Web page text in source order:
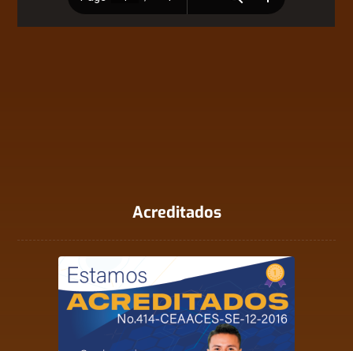
Acreditados